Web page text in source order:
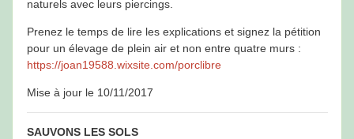
naturels avec leurs piercings.
Prenez le temps de lire les explications et signez la pétition
pour un élevage de plein air et non entre quatre murs :
https://joan19588.wixsite.com/porclibre
Mise à jour le 10/11/2017
SAUVONS LES SOLS